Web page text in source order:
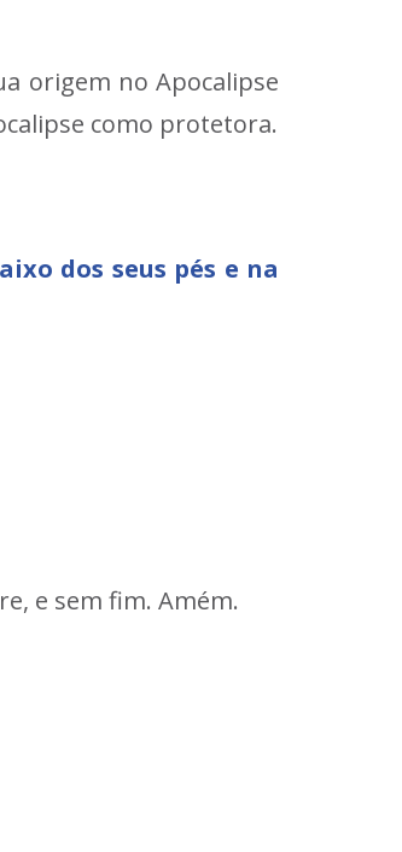
origem no Apocalipse
como protetora.
dos seus pés e na
e sem fim. Amém.